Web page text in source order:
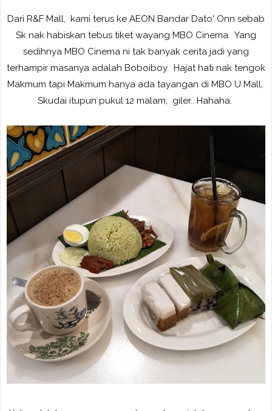
Dari R&F Mall, kami terus ke AEON Bandar Dato' Onn sebab
Sk nak habiskan tebus tiket wayang MBO Cinema. Yang
sedihnya MBO Cinema ni tak banyak cerita jadi yang
terhampir masanya adalah Boboiboy. Hajat hati nak tengok
Makmum tapi Makmum hanya ada tayangan di MBO U Mall,
Skudai itupun pukul 12 malam, giler.. Hahaha.